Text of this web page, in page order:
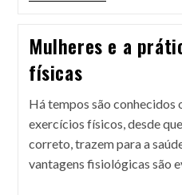
Mulheres e a
físicas
Há tempos são conhecidos
exercícios físicos, desde
correto, trazem para a
vantagens fisiológicas são